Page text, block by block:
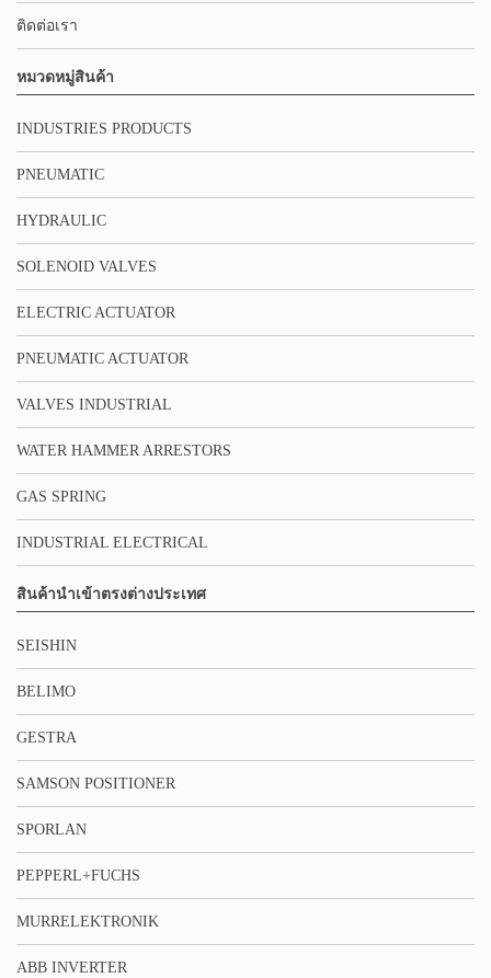
ติดต่อเรา
หมวดหมู่สินค้า
INDUSTRIES PRODUCTS
PNEUMATIC
HYDRAULIC
SOLENOID VALVES
ELECTRIC ACTUATOR
PNEUMATIC ACTUATOR
VALVES INDUSTRIAL
WATER HAMMER ARRESTORS
GAS SPRING
INDUSTRIAL ELECTRICAL
สินค้านำเข้าตรงต่างประเทศ
SEISHIN
BELIMO
GESTRA
SAMSON POSITIONER
SPORLAN
PEPPERL+FUCHS
MURRELEKTRONIK
ABB INVERTER